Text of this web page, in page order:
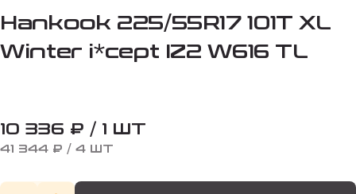
Hankook 225/55R17 101T XL
Winter i*cept IZ2 W616 TL
10 336 ₽ / 1 ШТ
41 344 ₽ / 4 ШТ